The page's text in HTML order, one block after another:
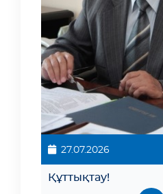
27.07.2026
Құттықтау!